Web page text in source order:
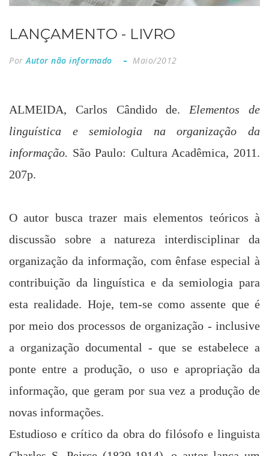
LANÇAMENTO - LIVRO
PorAutor não informado Maio/2012
ALMEIDA, Carlos Cândido de. Elementos de
linguística e semiologia na organização da
informação. São Paulo: Cultura Acadêmica, 2011.
207p.
O autor busca trazer mais elementos teóricos à
discussão sobre a natureza interdisciplinar da
organização da informação, com ênfase especial à
contribuição da linguística e da semiologia para
esta realidade. Hoje, tem-se como assente que é
por meio dos processos de organização - inclusive
a organização documental - que se estabelece a
ponte entre a produção, o uso e apropriação da
informação, que geram por sua vez a produção de
novas informações.
Estudioso e crítico da obra do filósofo e linguista